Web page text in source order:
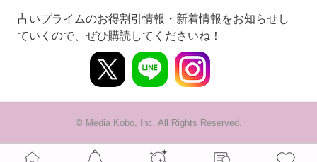
占いプライムのお得割引情報・新着情報をお知らせし
ていくので、ぜひ購読してくださいね！
© Media Kobo, Inc. All Rights Reserved.